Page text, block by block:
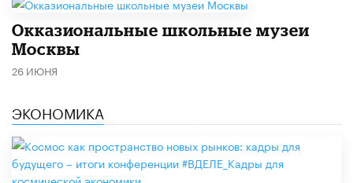
​Окказиональные школьные музеи
Москвы
26 ИЮНЯ
ЭКОНОМИКА